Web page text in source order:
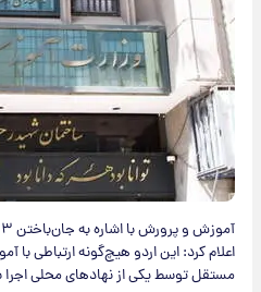
اعلام کرد: این اردو هیچ‌گونه ارتباطی
مستقل توسط یکی از نهادهای محلی